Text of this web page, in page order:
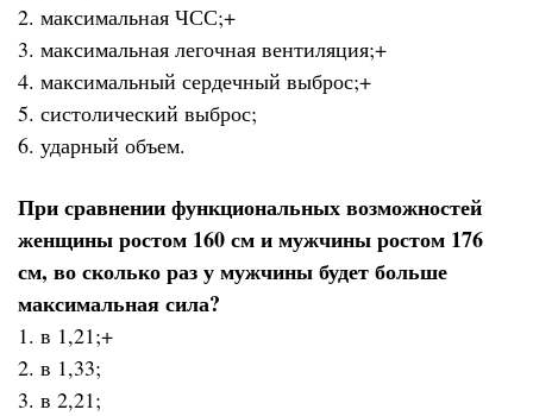
2. максимальная ЧСС;+
3. максимальная легочная вентиляция;+
4. максимальный сердечный выброс;+
5. систолический выброс;
6. ударный объем.
При сравнении функциональных возможностей
женщины ростом 160 см и мужчины ростом 176
см, во сколько раз у мужчины будет больше
максимальная сила?
1. в 1,21;+
2. в 1,33;
3. в 2,21;